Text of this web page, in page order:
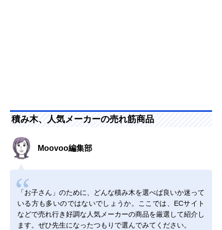
積み木、人気メーカーの売れ筋商品
Moovoo編集部
「お子さん」のために、どんな積み木を選べば良いか迷って
いる方も多いのではないでしょうか。ここでは、ECサイト
などで売れ行き好調な人気メーカーの商品を厳選して紹介し
ます。ぜひ先生になったつもりで選んでみてください。